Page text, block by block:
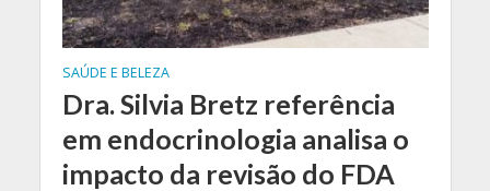
SAÚDE E BELEZA
Dra. Silvia Bretz referência
em endocrinologia analisa o
impacto da revisão do FDA